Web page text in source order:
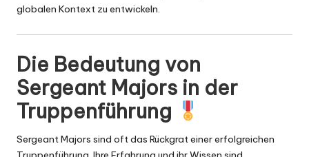
globalen Kontext zu entwickeln.
Die Bedeutung von
Sergeant Majors in der
Truppenführung
Sergeant Majors sind oft das Rückgrat einer erfolgreichen